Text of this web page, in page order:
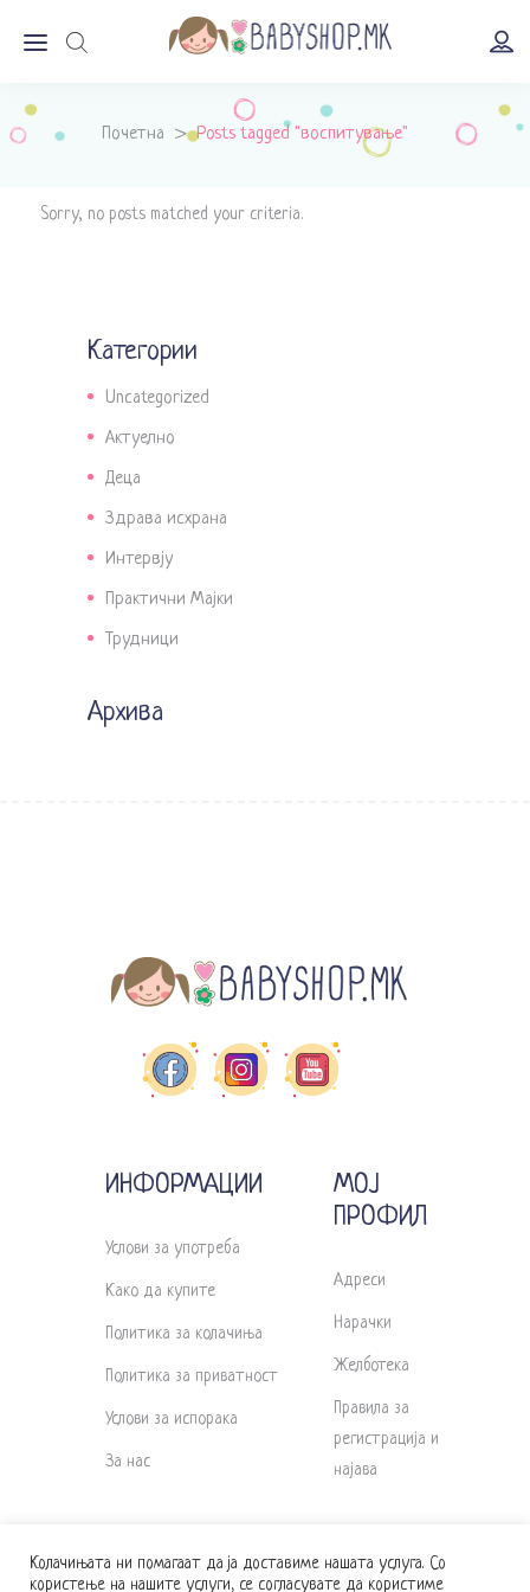
Почетна >Posts tagged "воспитување"
Sorry, no posts matched your criteria.
Категории
Uncategorized
Актуелно
Деца
Здрава исхрана
Интервју
Практични Мајки
Трудници
Архива
ИНФОРМАЦИИ
Услови за употреба
Како да купите
Политика за колачиња
Политика за приватност
Услови за испорака
За нас
МОЈ
ПРОФИЛ
Адреси
Нарачки
Желботека
Правила за
регистрација и
најава
Колачињата ни помагаат да ја доставиме нашата услуга. Со
користење на нашите услуги, се согласувате да користиме